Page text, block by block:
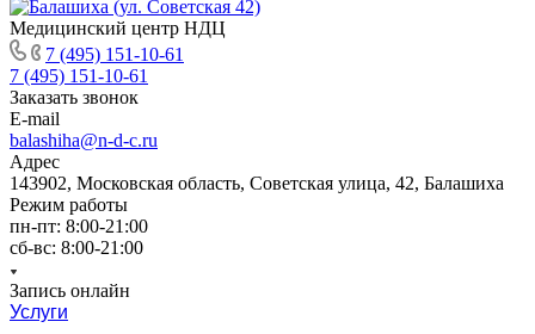
Медицинский центр НДЦ
7 (495) 151-10-61
7 (495) 151-10-61
Заказать звонок
E-mail
balashiha@n-d-c.ru
Адрес
143902, Московская область, Советская улица, 42, Балашиха
Режим работы
пн-пт: 8:00-21:00
сб-вс: 8:00-21:00
Запись онлайн
Услуги